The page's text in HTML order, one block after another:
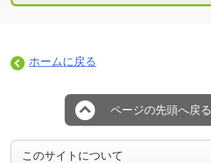
ホームに戻る
ページの先頭へ戻る
このサイトについて